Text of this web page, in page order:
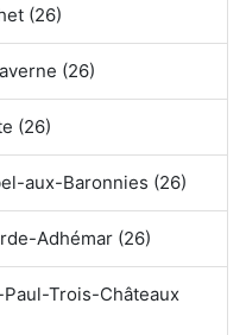
(26)
(26)
(26)
aux-Baronnies (26)
Adhémar (26)
Trois-Châteaux